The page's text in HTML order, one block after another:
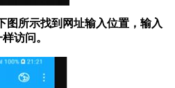
图所示找到网址输入位置，输入
访问。